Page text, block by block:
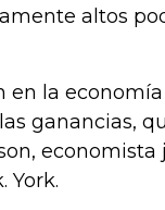
altos
en la
ganancias,
economista
York.